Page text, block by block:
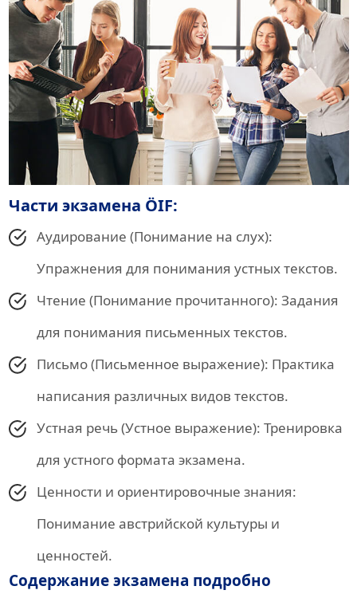
Части экзамена ÖIF:
Аудирование (Понимание на слух):
Упражнения для понимания устных текстов.
Чтение (Понимание прочитанного): Задания
для понимания письменных текстов.
Письмо (Письменное выражение): Практика
написания различных видов текстов.
Устная речь (Устное выражение): Тренировка
для устного формата экзамена.
Ценности и ориентировочные знания:
Понимание австрийской культуры и
ценностей.
Содержание экзамена подробно